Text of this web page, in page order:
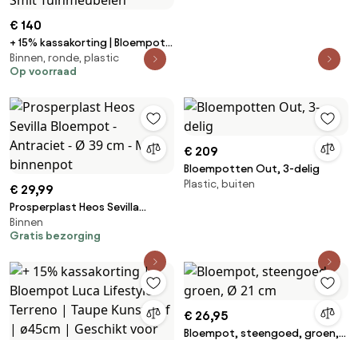
€ 140
+ 15% kassakorting | Bloempot
Luca Lifestyle Terreno | Taupe
Kunststof | ø42cm | Geschikt
Smit Tuinmeubelen
Binnen, ronde, plastic
Op voorraad
€ 29,99
Prosperplast Heos Sevilla
Bloempot - Antraciet - Ø 39 cm
- Met binnenpot
Binnen
Gratis bezorging
€ 209
Bloempotten Out, 3-delig
Plastic, buiten
€ 26,95
Bloempot, steengoed, groen,